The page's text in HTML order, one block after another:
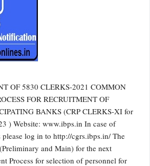
OF 5830 CLERKS-2021 COMMON
FOR RECRUITMENT OF
BANKS (CRP CLERKS-XI for
) Website: www.ibps.in In case of
log in to http://cgrs.ibps.in/ The
and Main) for the next
Process for selection of personnel for